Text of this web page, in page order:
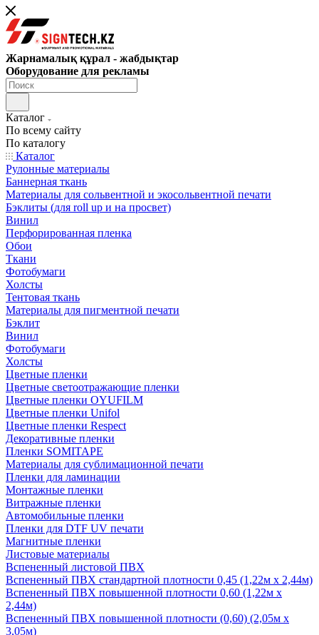
Жарнамалық құрал - жабдықтар
Оборудование для рекламы
Каталог
По всему сайту
По каталогу
Каталог
Рулонные материалы
Баннерная ткань
Материалы для сольвентной и экосольвентной печати
Бэклиты (для roll up и на просвет)
Винил
Перфорированная пленка
Обои
Ткани
Фотобумаги
Холсты
Тентовая ткань
Материалы для пигментной печати
Бэклит
Винил
Фотобумаги
Холсты
Цветные пленки
Цветные светоотражающие пленки
Цветные пленки OYUFILM
Цветные пленки Unifol
Цветные пленки Respect
Декоративные пленки
Пленки SOMITAPE
Материалы для сублимационной печати
Пленки для ламинации
Монтажные пленки
Витражные пленки
Автомобильные пленки
Пленки для DTF UV печати
Магнитные пленки
Листовые материалы
Вспененный листовой ПВХ
Вспененный ПВХ стандартной плотности 0,45 (1,22м х 2,44м)
Вспененный ПВХ повышенной плотности 0,60 (1,22м х
2,44м)
Вспененный ПВХ повышенной плотности (0,60) (2,05м х
3,05м)